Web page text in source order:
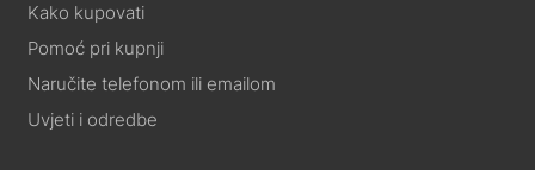
Kako kupovati
Pomoć pri kupnji
Naručite telefonom ili emailom
Uvjeti i odredbe